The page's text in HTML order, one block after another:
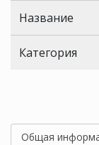
Название
Категория
Общая